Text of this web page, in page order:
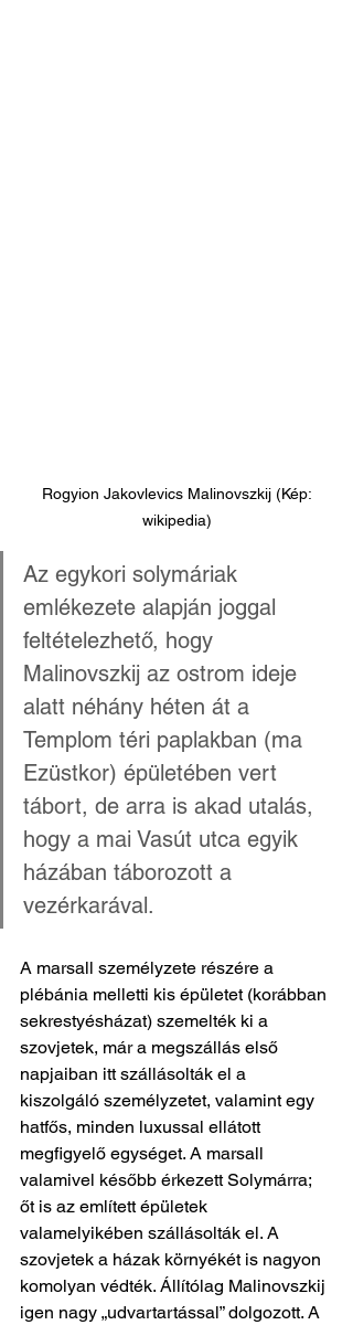
Rogyion Jakovlevics Malinovszkij (Kép:
wikipedia)
Az egykori solymáriak
emlékezete alapján joggal
feltételezhető, hogy
Malinovszkij az ostrom ideje
alatt néhány héten át a
Templom téri paplakban (ma
Ezüstkor) épületében vert
tábort, de arra is akad utalás,
hogy a mai Vasút utca egyik
házában táborozott a
vezérkarával.
A marsall személyzete részére a
plébánia melletti kis épületet (korábban
sekrestyésházat) szemelték ki a
szovjetek, már a megszállás első
napjaiban itt szállásolták el a
kiszolgáló személyzetet, valamint egy
hatfős, minden luxussal ellátott
megfigyelő egységet. A marsall
valamivel később érkezett Solymárra;
őt is az említett épületek
valamelyikében szállásolták el. A
szovjetek a házak környékét is nagyon
komolyan védték. Állítólag Malinovszkij
igen nagy „udvartartással” dolgozott. A